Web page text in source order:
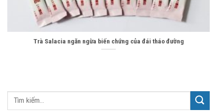
Trà Salacia ngăn ngừa biến chứng của đái tháo đường